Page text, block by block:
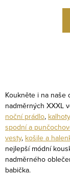
c
í
p
r
v
k
á
n
k
o
v
á
Koukněte i na naše
nadměrných XXXL
noční prádlo,
spodní a
vesty, košile a
nejlepší módní
nadměrného
babička.